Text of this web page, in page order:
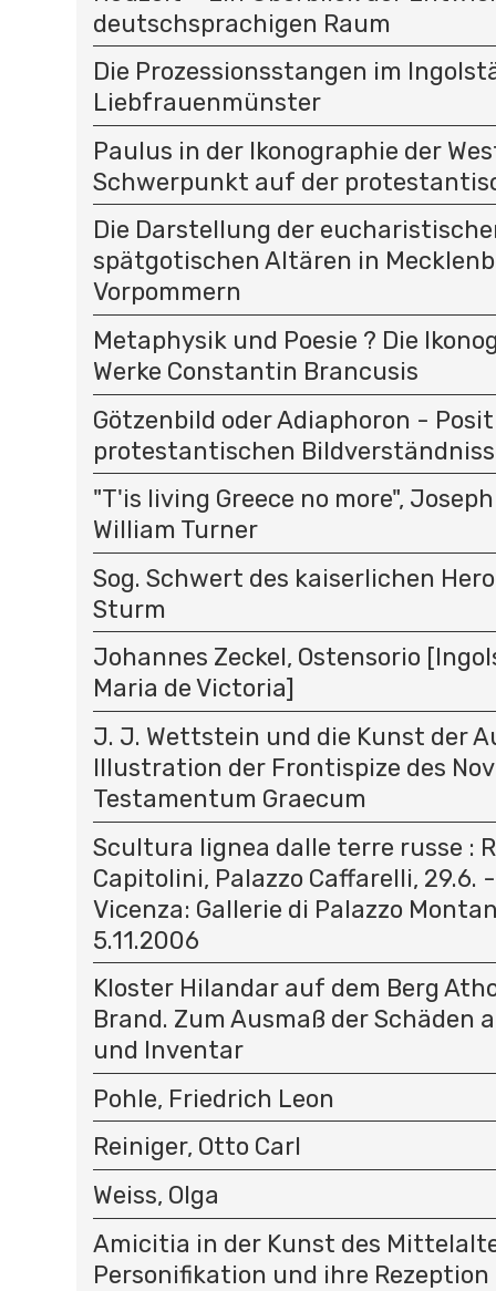
deutschsprachigen Raum
Die Prozessionsstangen im
Liebfrauenmünster
Paulus in der Ikonographie der
Schwerpunkt auf der
Die Darstellung der
spätgotischen Altären in
Vorpommern
Metaphysik und Poesie ? Die
Werke Constantin Brancusis
Götzenbild oder Adiaphoron -
protestantischen
"T'is living Greece no more",
William Turner
Sog. Schwert des kaiserlichen
Sturm
Johannes Zeckel, Ostensorio
Maria de Victoria]
J. J. Wettstein und die Kunst der
Illustration der Frontispize des
Testamentum Graecum
Scultura lignea dalle terre russe :
Capitolini, Palazzo Caffarelli, 29.6.
Vicenza: Gallerie di Palazzo
5.11.2006
Kloster Hilandar auf dem Berg
Brand. Zum Ausmaß der Schäden
und Inventar
Pohle, Friedrich Leon
Reiniger, Otto Carl
Weiss, Olga
Amicitia in der Kunst des
Personifikation und ihre Rezeption